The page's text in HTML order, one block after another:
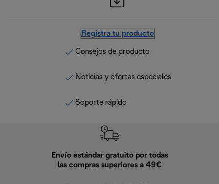
Registra tu producto
Consejos de producto
Noticias y ofertas especiales
Soporte rápido
Envío estándar gratuito por todas
las compras superiores a 49€